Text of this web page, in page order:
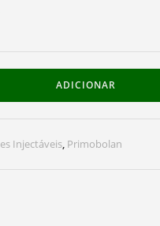
ADICIONAR
Injectáveis, Primobolan